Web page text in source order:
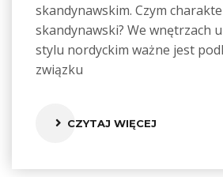
skandynawskim. Czym
skandynawski? We wnętrzach
stylu nordyckim ważne jest
związku
CZYTAJ WIĘCEJ